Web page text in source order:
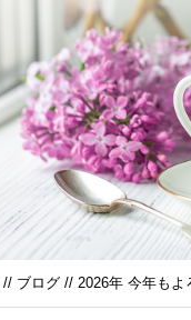
// ブログ // 2026年 今年もよ